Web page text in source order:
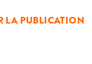
LA PUBLICATION